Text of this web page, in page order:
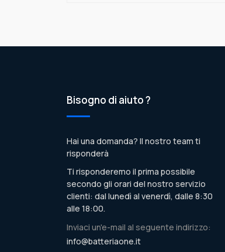
Bisogno di aiuto ?
Hai una domanda? Il nostro team ti
risponderà
Ti risponderemo il prima possibile
secondo gli orari del nostro servizio
clienti: dal lunedì al venerdì, dalle 8:30
alle 18:00.
Inviaci un'e-mail al seguente indirizzo:
info@batteriaone.it